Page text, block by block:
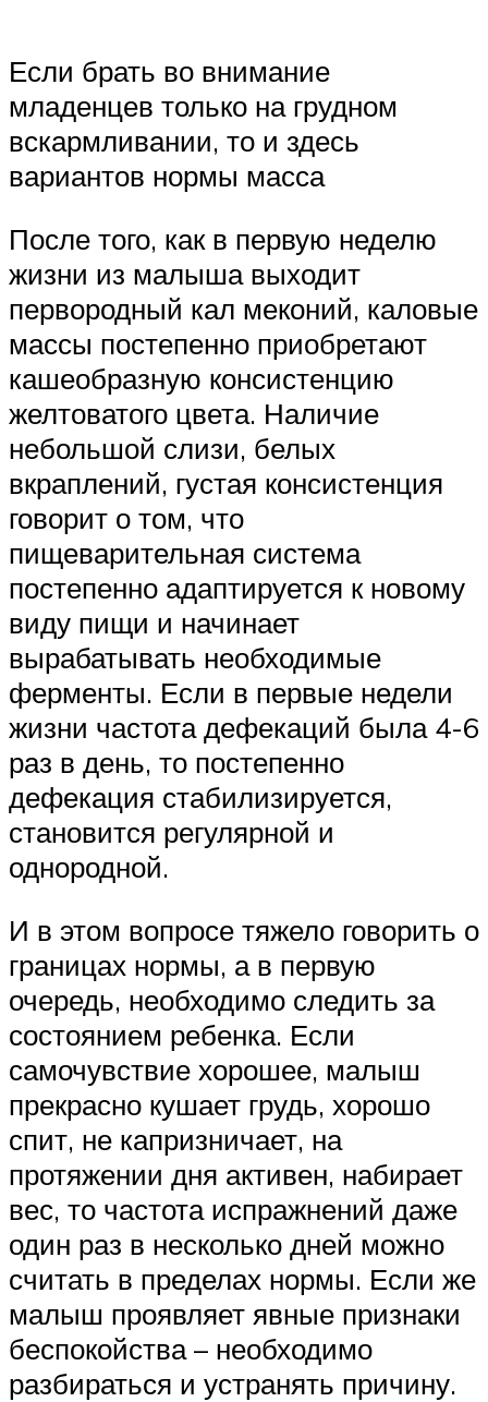
Если брать во внимание
младенцев только на грудном
вскармливании, то и здесь
вариантов нормы масса
После того, как в первую неделю
жизни из малыша выходит
первородный кал меконий, каловые
массы постепенно приобретают
кашеобразную консистенцию
желтоватого цвета. Наличие
небольшой слизи, белых
вкраплений, густая консистенция
говорит о том, что
пищеварительная система
постепенно адаптируется к новому
виду пищи и начинает
вырабатывать необходимые
ферменты. Если в первые недели
жизни частота дефекаций была 4-6
раз в день, то постепенно
дефекация стабилизируется,
становится регулярной и
однородной.
И в этом вопросе тяжело говорить о
границах нормы, а в первую
очередь, необходимо следить за
состоянием ребенка. Если
самочувствие хорошее, малыш
прекрасно кушает грудь, хорошо
спит, не капризничает, на
протяжении дня активен, набирает
вес, то частота испражнений даже
один раз в несколько дней можно
считать в пределах нормы. Если же
малыш проявляет явные признаки
беспокойства – необходимо
разбираться и устранять причину.